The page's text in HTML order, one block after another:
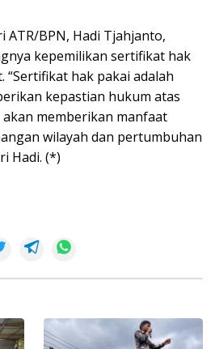
ATR/BPN, Hadi Tjahjanto,
kepemilikan sertifikat hak
“Sertifikat hak pakai adalah
kepastian hukum atas
memberikan manfaat
wilayah dan pertumbuhan
Hadi. (*)